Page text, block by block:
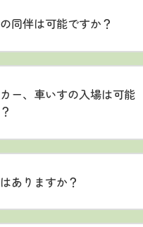
同伴は可能ですか？
ー、車いすの入場は可能
ありますか？